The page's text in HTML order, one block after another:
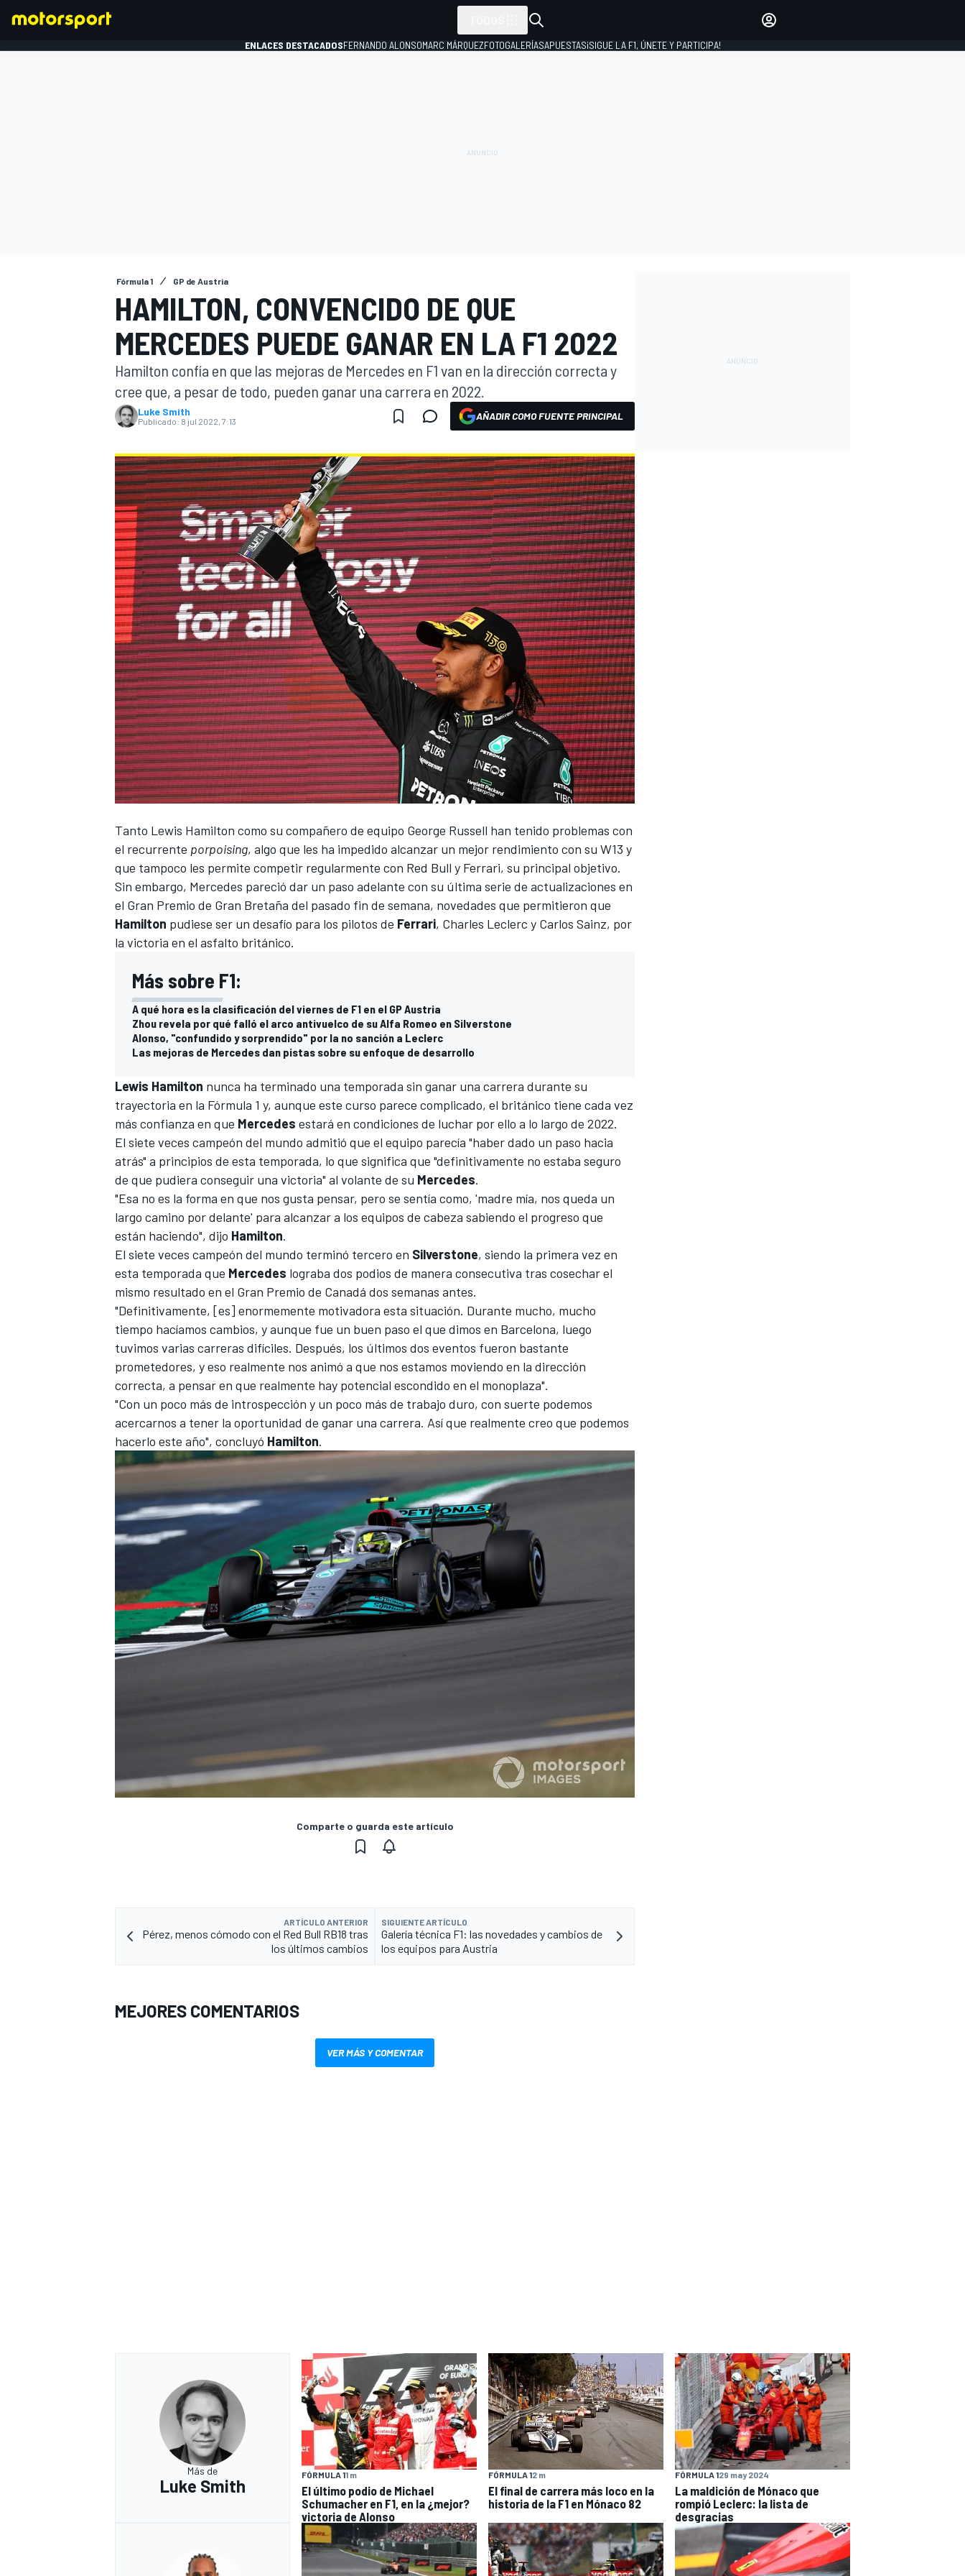
WEC FÓRMULA E
MÁS CATEGORÍAS
ENLACES DESTACADOSFERNANDO ALONSOMARC MÁRQUEZFOTOGALERÍASAPUESTAS¡SIGUE LA F1, ÚNETE Y PARTICIPA!
Fórmula 1 GP de Austria
HAMILTON, CONVENCIDO DE QUE
MERCEDES PUEDE GANAR EN LA F1 2022
Hamilton confía en que las mejoras de Mercedes en F1 van en la dirección correcta y
cree que, a pesar de todo, pueden ganar una carrera en 2022.
Luke Smith
Publicado: 8 jul 2022, 7:13 AÑADIR COMO FUENTE PRINCIPAL
Tanto Lewis Hamilton como su compañero de equipo George Russell han tenido problemas con
el recurrente porpoising, algo que les ha impedido alcanzar un mejor rendimiento con su W13 y
que tampoco les permite competir regularmente con Red Bull y Ferrari, su principal objetivo.
Sin embargo, Mercedes pareció dar un paso adelante con su última serie de actualizaciones en
el Gran Premio de Gran Bretaña del pasado fin de semana, novedades que permitieron que
Hamilton pudiese ser un desafío para los pilotos de Ferrari, Charles Leclerc y Carlos Sainz, por
la victoria en el asfalto británico.
Más sobre F1:
A qué hora es la clasificación del viernes de F1 en el GP Austria
Zhou revela por qué falló el arco antivuelco de su Alfa Romeo en Silverstone
Alonso, "confundido y sorprendido" por la no sanción a Leclerc
Las mejoras de Mercedes dan pistas sobre su enfoque de desarrollo
Lewis Hamilton nunca ha terminado una temporada sin ganar una carrera durante su
trayectoria en la Fórmula 1 y, aunque este curso parece complicado, el británico tiene cada vez
más confianza en que Mercedes estará en condiciones de luchar por ello a lo largo de 2022.
El siete veces campeón del mundo admitió que el equipo parecía "haber dado un paso hacia
atrás" a principios de esta temporada, lo que significa que "definitivamente no estaba seguro
de que pudiera conseguir una victoria" al volante de su Mercedes.
"Esa no es la forma en que nos gusta pensar, pero se sentía como, 'madre mía, nos queda un
largo camino por delante' para alcanzar a los equipos de cabeza sabiendo el progreso que
están haciendo", dijo Hamilton.
El siete veces campeón del mundo terminó tercero en Silverstone, siendo la primera vez en
esta temporada que Mercedes lograba dos podios de manera consecutiva tras cosechar el
mismo resultado en el Gran Premio de Canadá dos semanas antes.
"Definitivamente, [es] enormemente motivadora esta situación. Durante mucho, mucho
tiempo hacíamos cambios, y aunque fue un buen paso el que dimos en Barcelona, luego
tuvimos varias carreras difíciles. Después, los últimos dos eventos fueron bastante
prometedores, y eso realmente nos animó a que nos estamos moviendo en la dirección
correcta, a pensar en que realmente hay potencial escondido en el monoplaza".
"Con un poco más de introspección y un poco más de trabajo duro, con suerte podemos
acercarnos a tener la oportunidad de ganar una carrera. Así que realmente creo que podemos
hacerlo este año", concluyó Hamilton.
Comparte o guarda este artículo
ARTÍCULO ANTERIOR
Pérez, menos cómodo con el Red Bull RB18 tras
los últimos cambios
SIGUIENTE ARTÍCULO
Galería técnica F1: las novedades y cambios de
los equipos para Austria
MEJORES COMENTARIOS
VER MÁS Y COMENTAR
Más de
Luke Smith
FÓRMULA 11 m
El último podio de Michael
Schumacher en F1, en la ¿mejor?
victoria de Alonso
FÓRMULA 12 m
El final de carrera más loco en la
historia de la F1 en Mónaco 82
FÓRMULA 129 may 2024
La maldición de Mónaco que
rompió Leclerc: la lista de
desgracias